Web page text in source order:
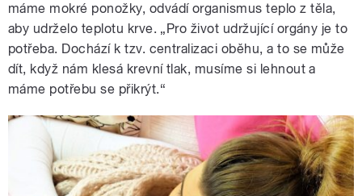
máme mokré ponožky, odvádí organismus teplo z těla,
aby udrželo teplotu krve. „Pro život udržující orgány je to
potřeba. Dochází k tzv. centralizaci oběhu, a to se může
dít, když nám klesá krevní tlak, musíme si lehnout a
máme potřebu se přikrýt.“